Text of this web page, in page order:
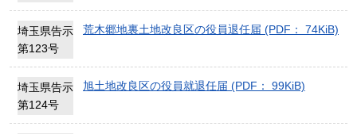
埼玉県告示
第123号
荒木郷地裏土地改良区の役員退任届 (PDF： 74KiB)
埼玉県告示
第124号
旭土地改良区の役員就退任届 (PDF： 99KiB)